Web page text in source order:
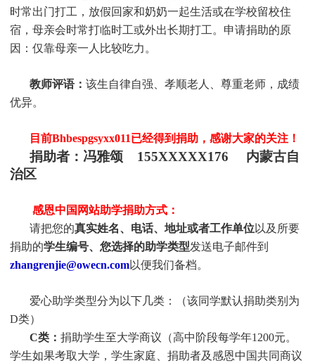
时常出门打工，放假回家和奶奶一起生活或在学校留校住
宿，母亲会时常打临时工或外出长期打工。申请捐助的原
因：仅靠母亲一人比较吃力。
教师评语： 该生自律自强、孝顺老人、尊重老师，成绩
优异。
目前Bhbespgsyxx011已经得到捐助，感谢大家的关注！
捐助者：冯雅颂 155XXXXX176 内蒙古自
治区
感恩中国网站助学捐助方式：
请把您的真实姓名、电话、地址或者工作单位以及所要
捐助的学生编号、您选择的助学类型发送电子邮件到
zhangrenjie@owecn.com以便我们备档。
爱心助学类型分为以下几类：（该同学默认捐助类别为
D类）
C类： 捐助学生至大学商议（高中阶段每学年1200元。
学生如果考取大学， 学生家庭、捐助者及感恩中国共同商议